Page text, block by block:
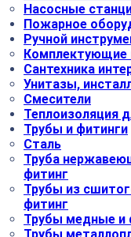
Насосные
Пожарное
Ручной
Комплектующие
Сантехника
Унитазы,
Смесители
Теплоизоляция
Трубы и фитинги
Сталь
Труба
фитинг
Трубы из
фитинг
Трубы медные и